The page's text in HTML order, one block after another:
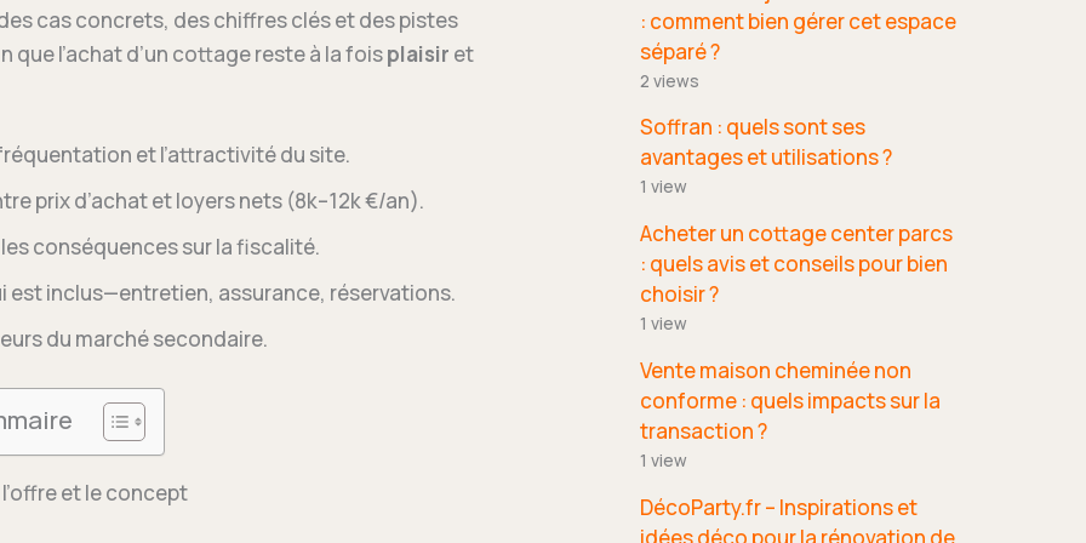
cas concrets, des chiffres clés et des pistes
que l’achat d’un cottage reste à la foisplaisir et
et l’attractivité du site.
prix d’achat et loyers nets (8k–12k €/an).
conséquences sur la fiscalité.
est inclus—entretien, assurance, réservations.
du marché secondaire.
et le concept
: comment bien gérer cet espace
séparé ?
2 views
Soffran : quels sont ses
avantages et utilisations ?
1 view
Acheter un cottage center parcs
: quels avis et conseils pour bien
choisir ?
1 view
Vente maison cheminée non
conforme : quels impacts sur la
transaction ?
1 view
DécoParty.fr – Inspirations et
idées déco pour la rénovation de